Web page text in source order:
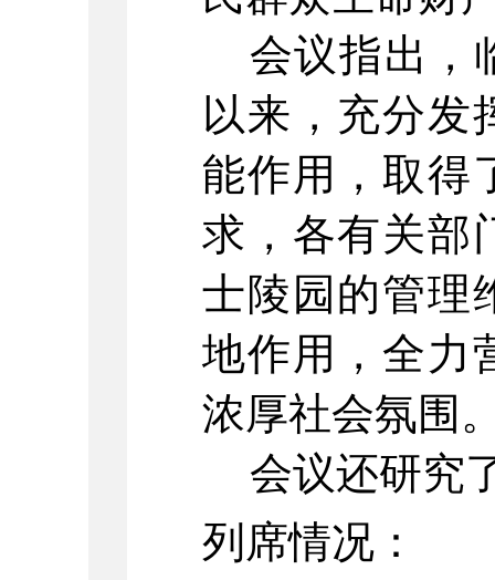
会议指出，
以来，充分发
能作用，取得
求，各有关部
士陵园的管理
地作用， 全力
浓厚社会氛围
会议还研究
列席情况：